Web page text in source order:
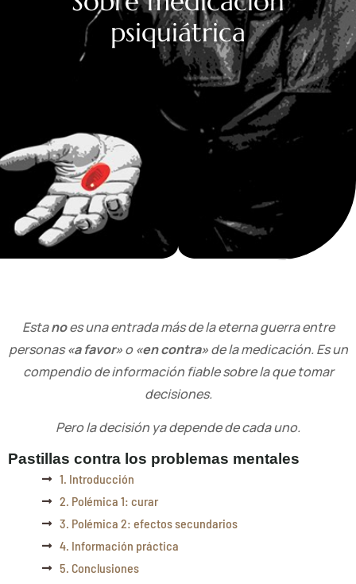
psiquiátrica
Estanoes una entrada más de la eterna guerra entre
personas«a favor»o«en contra»de la medicación. Es un
compendio de información fiable sobre la que tomar
decisiones.
Pero la decisión ya depende de cada uno.
Pastillas contra los problemas mentales
1. Introducción
2. Polémica 1: curar
3. Polémica 2: efectos secundarios
4. Información práctica
5. Conclusiones